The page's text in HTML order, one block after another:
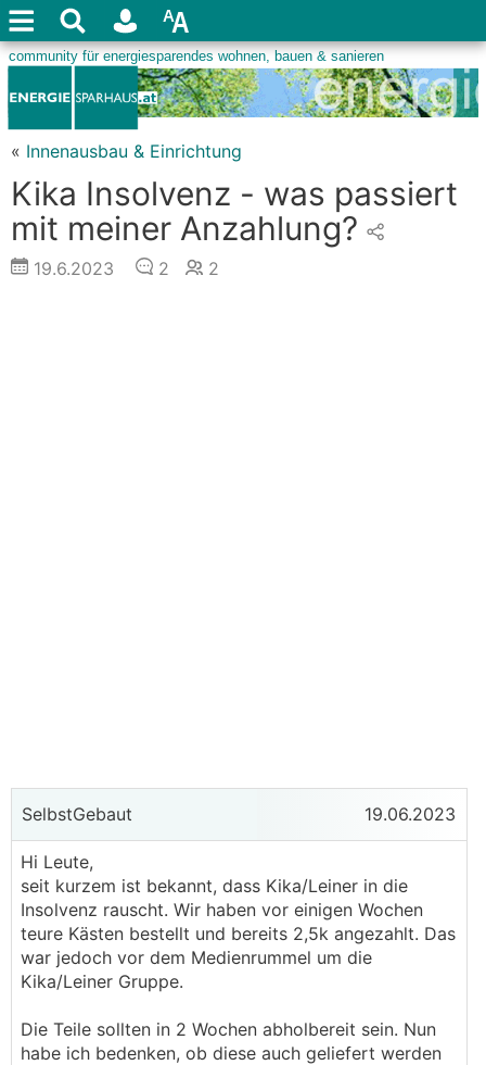
« Innenausbau & Einrichtung
Kika Insolvenz - was passiert
mit meiner Anzahlung?
19.6.2023 2 2
SelbstGebaut 19.06.2023
Hi Leute,
seit kurzem ist bekannt, dass Kika/Leiner in die
Insolvenz rauscht. Wir haben vor einigen Wochen
teure Kästen bestellt und bereits 2,5k angezahlt. Das
war jedoch vor dem Medienrummel um die
Kika/Leiner Gruppe.
Die Teile sollten in 2 Wochen abholbereit sein. Nun
habe ich bedenken, ob diese auch geliefert werden